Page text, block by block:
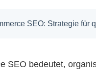
SEO: Strategie für
SEO bedeutet,